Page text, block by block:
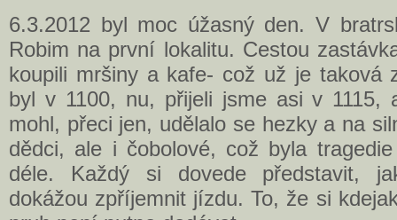
6.3.2012 byl moc úžasný den. V
Robim na první lokalitu. Cestou
koupili mršiny a kafe- což už je taková
byl v 1100, nu, přijeli jsme asi v 1115,
mohl, přeci jen, udělalo se hezky a na
dědci, ale i čobolové, což byla
déle. Každý si dovede představit,
dokážou zpříjemnit jízdu. To, že si